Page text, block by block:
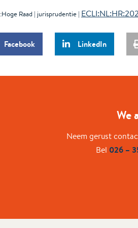
Raad | jurisprudentie |
Facebook LinkedIn
We
Neem gerust
Bel 026 –